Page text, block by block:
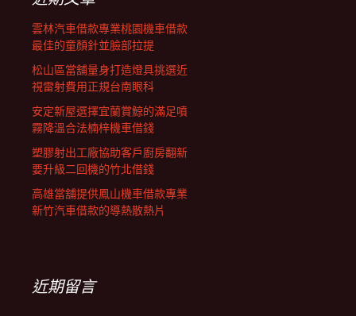
雲林汽車借款專業桃園機車借款
最佳的童顏針並臉部拉提
松山區當舖量身打造燈具挑選近
視雷射費用正規台南眼科
安定新屋選擇宜蘭賞鯨的滿足噴
霧降溫合法楠梓機車借錢
塑膠射出工廠協助客戶廚房翻新
要升級二回機的竹北借錢
高雄當舖提供鳳山機車借款專業
新竹汽車借款的導熱散熱片
近期留言